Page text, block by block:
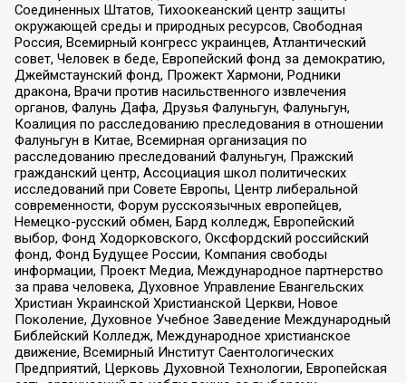
Соединенных Штатов, Тихоокеанский центр защиты
окружающей среды и природных ресурсов, Свободная
Россия, Всемирный конгресс украинцев, Атлантический
совет, Человек в беде, Европейский фонд за демократию,
Джеймстаунский фонд, Прожект Хармони, Родники
дракона, Врачи против насильственного извлечения
органов, Фалунь Дафа, Друзья Фалуньгун, Фалуньгун,
Коалиция по расследованию преследования в отношении
Фалуньгун в Китае, Всемирная организация по
расследованию преследований Фалуньгун, Пражский
гражданский центр, Ассоциация школ политических
исследований при Совете Европы, Центр либеральной
современности, Форум русскоязычных европейцев,
Немецко-русский обмен, Бард колледж, Европейский
выбор, Фонд Ходорковского, Оксфордский российский
фонд, Фонд Будущее России, Компания свободы
информации, Проект Медиа, Международное партнерство
за права человека, Духовное Управление Евангельских
Христиан Украинской Христианской Церкви, Новое
Поколение, Духовное Учебное Заведение Международный
Библейский Колледж, Международное христианское
движение, Всемирный Институт Саентологических
Предприятий, Церковь Духовной Технологии, Европейская